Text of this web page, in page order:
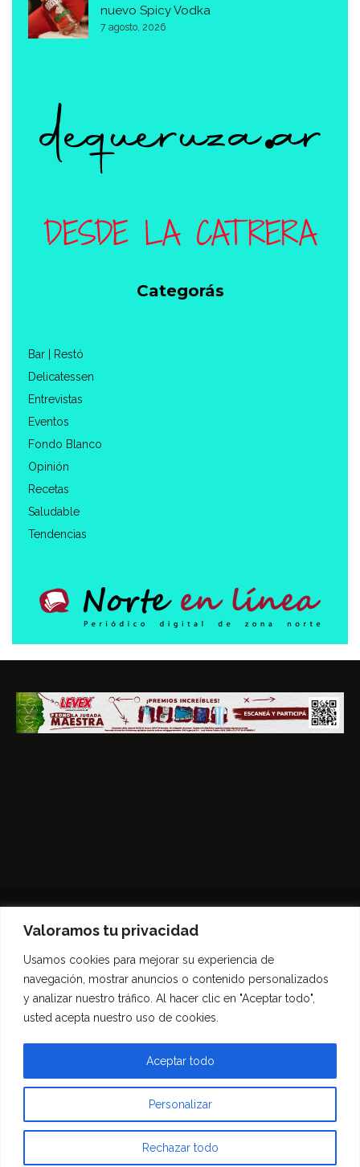
Valoramos tu privacidad
Usamos cookies para mejorar su experiencia de
navegación, mostrar anuncios o contenido personalizados
y analizar nuestro tráfico. Al hacer clic en "Aceptar todo",
usted acepta nuestro uso de cookies.
Personalizar
Rechazar todo
Aceptar todo
nuevo Spicy Vodka
7 agosto, 2026
Categorás
Bar | Restó
Delicatessen
Entrevistas
Eventos
Fondo Blanco
Opinión
Recetas
Saludable
Tendencias
Inicio Entrevistas
Guía Gastronómica
Contacto
Todos los derechos reservados Morfar.ar